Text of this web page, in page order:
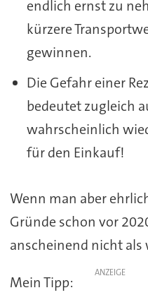
endlich ernst zu
kürzere
gewinnen.
Die Gefahr einer
bedeutet zugleich
wahrscheinlich
für den Einkauf!
Wenn man aber
Gründe schon vor
anscheinend nicht
ANZEIGE
Mein Tipp: